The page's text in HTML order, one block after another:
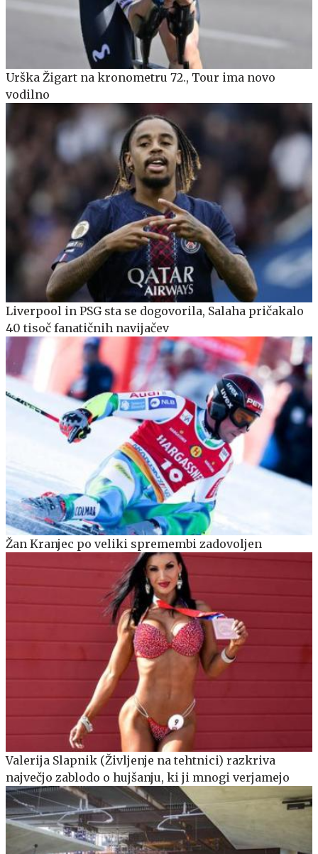
Urška Žigart na kronometru 72., Tour ima novo
vodilno
Liverpool in PSG sta se dogovorila, Salaha pričakalo
40 tisoč fanatičnih navijačev
Žan Kranjec po veliki spremembi zadovoljen
Valerija Slapnik (Življenje na tehtnici) razkriva
največjo zablodo o hujšanju, ki ji mnogi verjamejo